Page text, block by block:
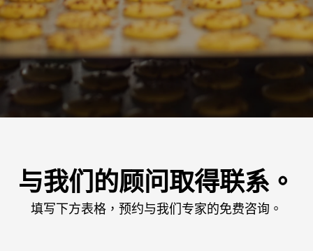
与我们的顾问取得联系。
填写下方表格，预约与我们专家的免费咨询。